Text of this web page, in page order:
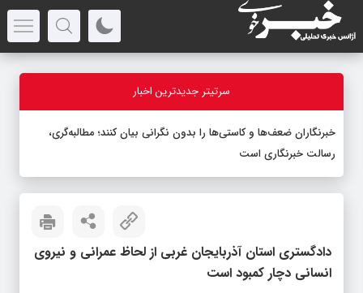
سرتیتر جدیدترین اخبار
خبرنگاران ضعف‌ها و کاستی‌ها را بدون نگرانی بیان کنند؛ مطالبه‌گری،
رسالت خبرنگاری است
دادگستری استان آذربایجان‌ غربی از لحاظ عمرانی و نیروی
انسانی دچار کمبود است